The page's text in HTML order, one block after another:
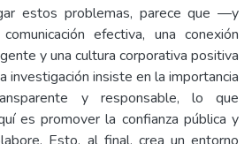
estos problemas, parece que —y
efectiva, una conexión
y una cultura corporativa positiva
investigación insiste en la importancia
y responsable, lo que
es promover la confianza pública y